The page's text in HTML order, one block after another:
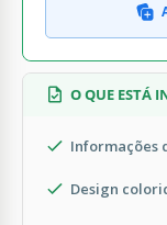
O QUE ESTÁ
Informações
Design